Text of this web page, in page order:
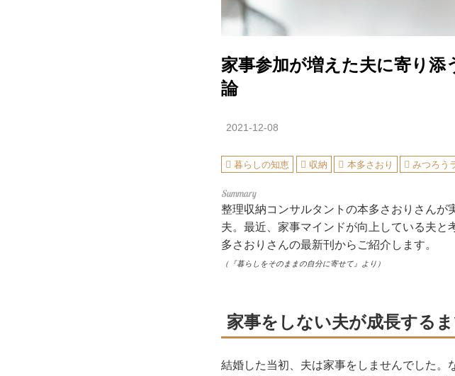
家事参加が増えた夫に寄り
論
2021-12-08
暮らしの知恵 収納 本多さおり みつろう
整理収納コンサルタントの本多さおりさんが
夫。最近、家事マインドが向上している夫
多さおりさんの最新刊からご紹介します。
（『暮らしをそのままの自分に寄せて』より）
家事をしない夫が成長する
結婚した当初、夫は家事をしませんでした。